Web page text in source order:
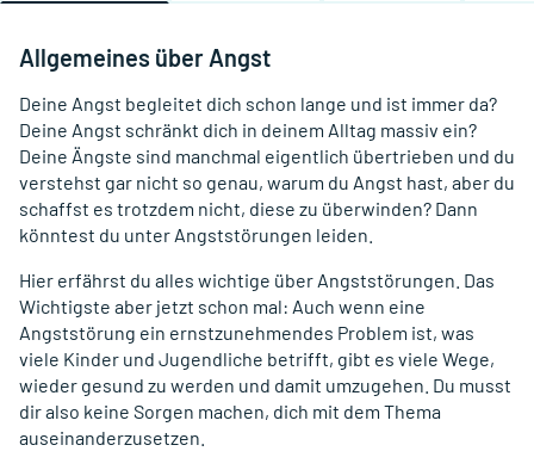
Allgemeines über Angst
Deine Angst begleitet dich schon lange und ist immer da?
Deine Angst schränkt dich in deinem Alltag massiv ein?
Deine Ängste sind manchmal eigentlich übertrieben und du
verstehst gar nicht so genau, warum du Angst hast, aber du
schaffst es trotzdem nicht, diese zu überwinden? Dann
könntest du unter Angststörungen leiden.
Hier erfährst du alles wichtige über Angststörungen. Das
Wichtigste aber jetzt schon mal: Auch wenn eine
Angststörung ein ernstzunehmendes Problem ist, was
viele Kinder und Jugendliche betrifft, gibt es viele Wege,
wieder gesund zu werden und damit umzugehen. Du musst
dir also keine Sorgen machen, dich mit dem Thema
auseinanderzusetzen.